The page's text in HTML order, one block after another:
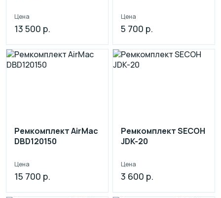
Цена
13 500 р.
Цена
5 700 р.
Ремкомплект AirMac
DBD120150
Цена
15 700 р.
Ремкомплект SECOH
JDK-20
Цена
3 600 р.